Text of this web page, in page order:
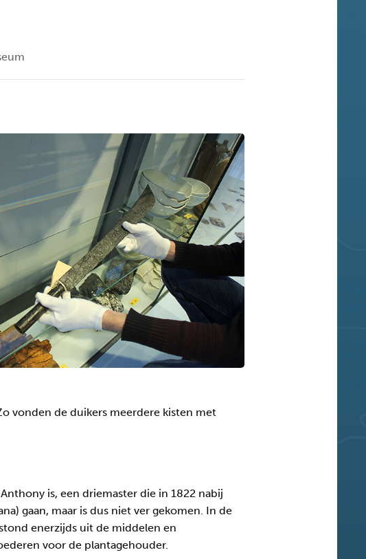
vonden de duikers meerdere kisten met
is, een driemaster die in 1822 nabij
gaan, maar is dus niet ver gekomen. In de
enerzijds uit de middelen en
voor de plantagehouder.